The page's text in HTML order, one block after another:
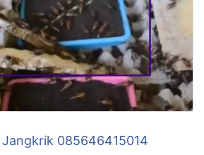
085646415014